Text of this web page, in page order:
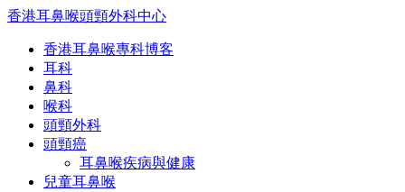
香港耳鼻喉頭頸外科中心
香港耳鼻喉專科博客
耳科
鼻科
喉科
頭頸外科
頭頸癌
耳鼻喉疾病與健康
兒童耳鼻喉